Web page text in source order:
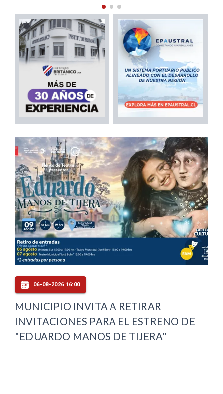
06-08-2026 16:00
MUNICIPIO INVITA A RETIRAR
INVITACIONES PARA EL ESTRENO DE
"EDUARDO MANOS DE TIJERA"